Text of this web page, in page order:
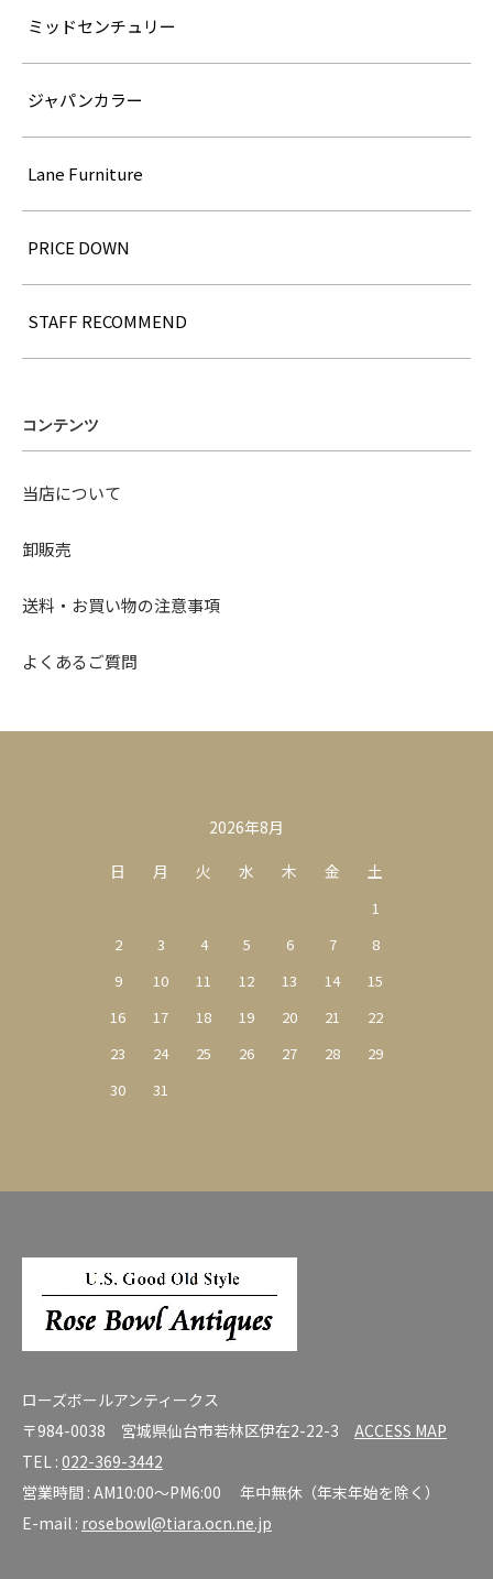
ミッドセンチュリー
ジャパンカラー
Lane Furniture
PRICE DOWN
STAFF RECOMMEND
コンテンツ
当店について
卸販売
送料・お買い物の注意事項
よくあるご質問
2026年8月
日
月 火 水 木 金 土
1
2
3 4 5 6 7
8
9
10 11 12 13 14
15
16
17 18 19 20 21
22
23
24 25 26 27 28
29
30
31
ローズボールアンティークス
〒984-0038 宮城県仙台市若林区伊在2-22-3 ACCESS MAP
TEL : 022-369-3442
営業時間 : AM10:00～PM6:00 年中無休（年末年始を除く）
E-mail : rosebowl@tiara.ocn.ne.jp